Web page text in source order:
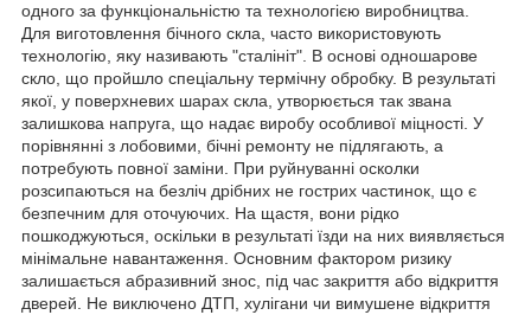
одного за функціональністю та технологією виробництва.
Для виготовлення бічного скла, часто використовують
технологію, яку називають "сталініт". В основі одношарове
скло, що пройшло спеціальну термічну обробку. В результаті
якої, у поверхневих шарах скла, утворюється так звана
залишкова напруга, що надає виробу особливої міцності. У
порівнянні з лобовими, бічні ремонту не підлягають, а
потребують повної заміни. При руйнуванні осколки
розсипаються на безліч дрібних не гострих частинок, що є
безпечним для оточуючих. На щастя, вони рідко
пошкоджуються, оскільки в результаті їзди на них виявляється
мінімальне навантаження. Основним фактором ризику
залишається абразивний знос, під час закриття або відкриття
дверей. Не виключено ДТП, хулігани чи вимушене відкриття